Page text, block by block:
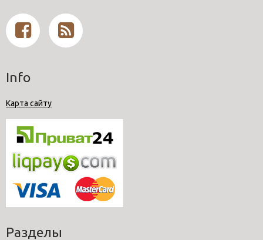
Info
Карта сайту
Разделы